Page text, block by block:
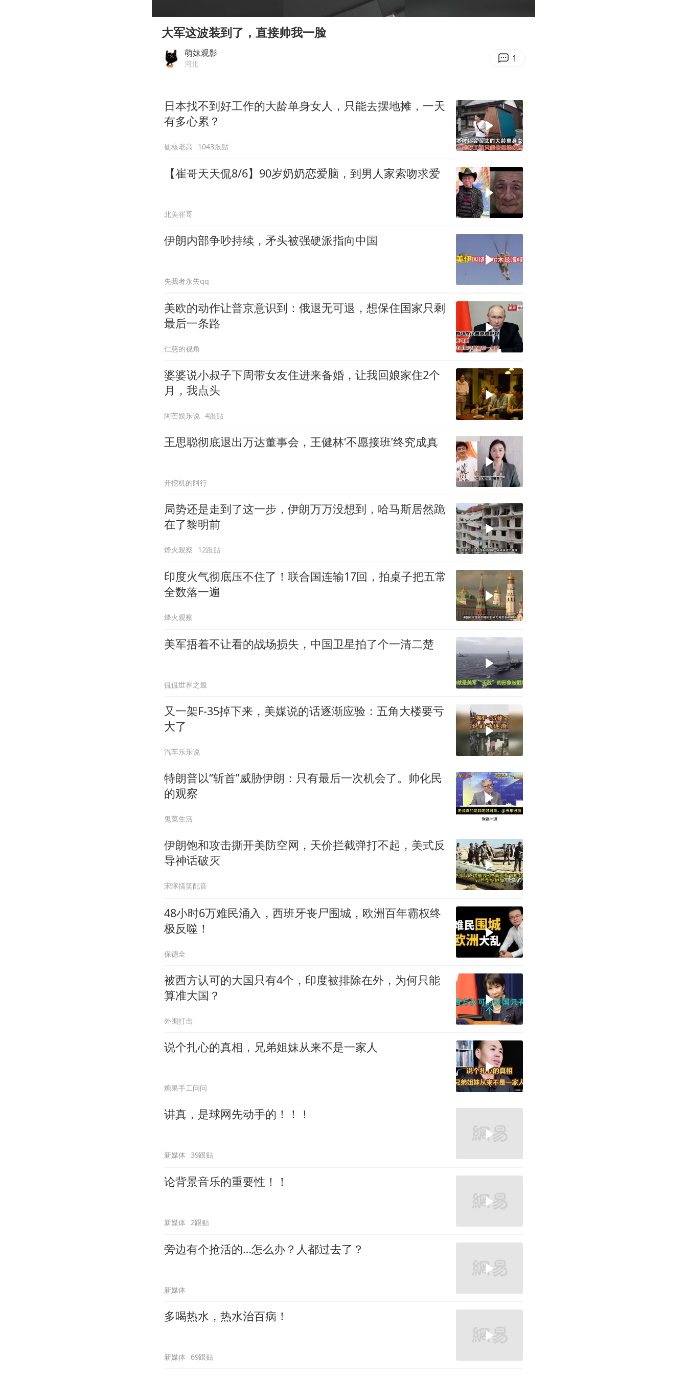
陈幸同晋级WTT横滨冠军赛8强
宇树科技中一签需缴款7.54万元
今日立秋你咬秋了吗
大军这波装到了，直接帅我一脸
萌妹观影
河北 1
日本找不到好工作的大龄单身女人，只能去摆地摊，一天
有多心累？
硬核老高 1043跟贴
【崔哥天天侃8/6】90岁奶奶恋爱脑，到男人家索吻求爱
北美崔哥
伊朗内部争吵持续，矛头被强硬派指向中国
失我者永失qq
美欧的动作让普京意识到：俄退无可退，想保住国家只剩
最后一条路
仁慈的视角
婆婆说小叔子下周带女友住进来备婚，让我回娘家住2个
月，我点头
阿芒娱乐说 4跟贴
王思聪彻底退出万达董事会，王健林‘不愿接班’终究成真
开挖机的阿行
局势还是走到了这一步，伊朗万万没想到，哈马斯居然跪
在了黎明前
烽火观察 12跟贴
印度火气彻底压不住了！联合国连输17回，拍桌子把五常
全数落一遍
烽火观察
美军捂着不让看的战场损失，中国卫星拍了个一清二楚
侃侃世界之最
又一架F-35掉下来，美媒说的话逐渐应验：五角大楼要亏
大了
汽车乐乐说
特朗普以“斩首”威胁伊朗：只有最后一次机会了。帅化民
的观察
鬼菜生活
伊朗饱和攻击撕开美防空网，天价拦截弹打不起，美式反
导神话破灭
宋隊搞笑配音
48小时6万难民涌入，西班牙丧尸围城，欧洲百年霸权终
极反噬！
保德全
被西方认可的大国只有4个，印度被排除在外，为何只能
算准大国？
外围打击
说个扎心的真相，兄弟姐妹从来不是一家人
糖果手工问问
讲真，是球网先动手的！！！
新媒体 39跟贴
论背景音乐的重要性！！
新媒体 2跟贴
旁边有个抢活的…怎么办？人都过去了？
新媒体
多喝热水，热水治百病！
新媒体 69跟贴